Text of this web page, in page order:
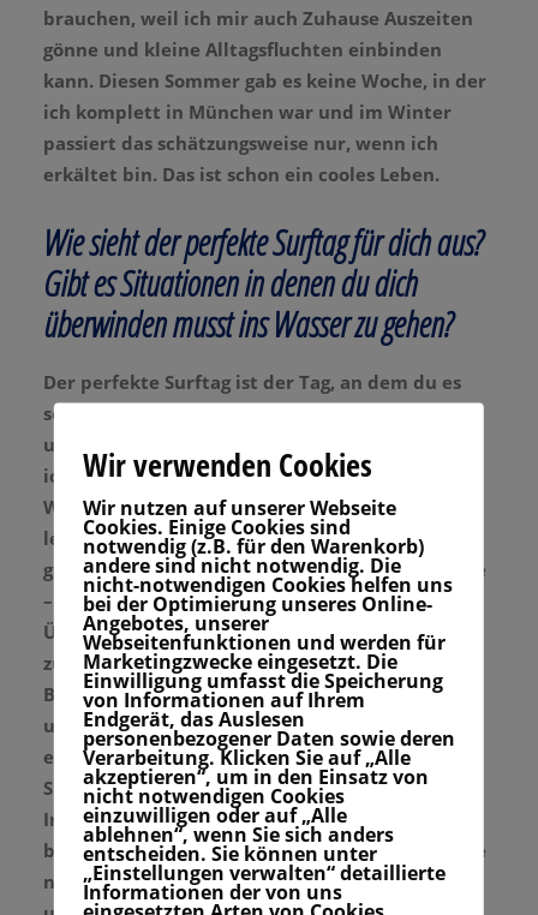
brauchen, weil ich mir auch Zuhause Auszeiten
gönne und kleine Alltagsfluchten einbinden
kann. Diesen Sommer gab es keine Woche, in der
ich komplett in München war und im Winter
passiert das schätzungsweise nur, wenn ich
erkältet bin. Das ist schon ein cooles Leben.
Wie sieht der perfekte Surftag für dich aus?
Gibt es Situationen in denen du dich
überwinden musst ins Wasser zu gehen?
Der perfekte Surftag ist der Tag, an dem du es
schon in der Früh spürst. Die Vorfreude ist da
und der Swell kommt wie angesagt bzw. so wie
ich es mir vorgestellt habe. Brusthohe
Wellenwände peelen sich langsam am nahezu
leeren Pointbreak entlang. Die Wellen sind so
gut, dass ich kaum noch aus dem Wasser möchte
– Surfen bis die Arme nicht mehr mitmachen.
Überwinden muss ich mich öfter Mal ins Wasser
zu gehen. Nach einer Woche Surfen werden die
Beine schwer, die Arme lang, die Augen müde
und die Motivation ist nicht so einfach zu
erzeugen. Vor allem, wenn dann nach der
Surfsession noch eine Arbeitsrunde wartet.
Irgendwann ist das Energielevel niedrig. Dann
braucht es schon Sonne und gute Wellen, um die
nötige Energie freizusetzen. Bei Regen und
Wir verwenden Cookies
Wir nutzen auf unserer Webseite
Cookies. Einige Cookies sind
notwendig (z.B. für den Warenkorb)
andere sind nicht notwendig. Die
nicht-notwendigen Cookies helfen uns
bei der Optimierung unseres Online-
Angebotes, unserer
Webseitenfunktionen und werden für
Marketingzwecke eingesetzt. Die
Einwilligung umfasst die Speicherung
von Informationen auf Ihrem
Endgerät, das Auslesen
personenbezogener Daten sowie deren
Verarbeitung. Klicken Sie auf „Alle
akzeptieren“, um in den Einsatz von
nicht notwendigen Cookies
einzuwilligen oder auf „Alle
ablehnen“, wenn Sie sich anders
entscheiden. Sie können unter
„Einstellungen verwalten“ detaillierte
Informationen der von uns